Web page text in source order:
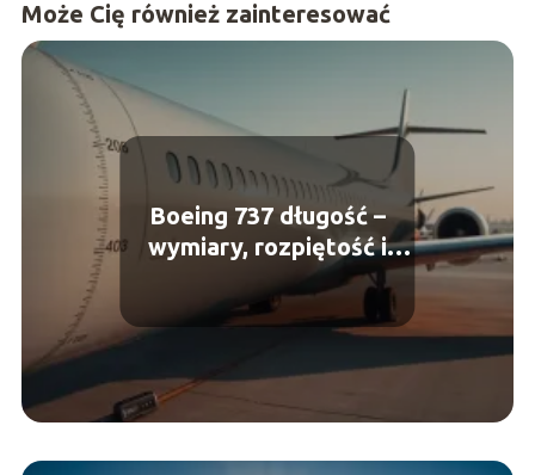
Może Cię również zainteresować
Boeing 737 długość –
wymiary, rozpiętość i
kabina